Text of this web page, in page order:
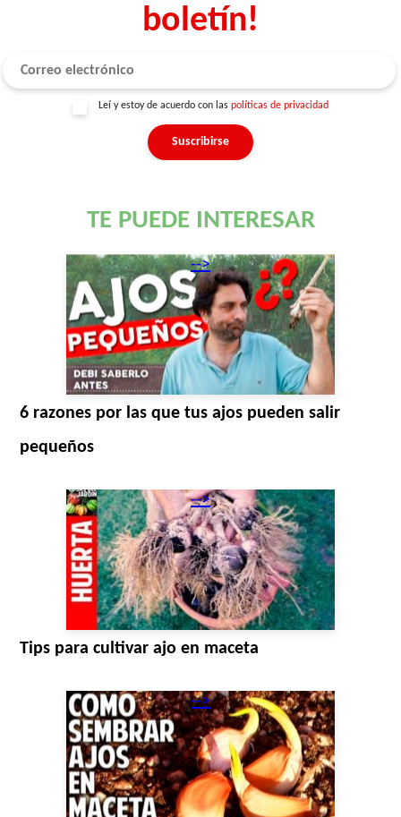
boletín!
Leí y estoy de acuerdo con las políticas de privacidad
TE PUEDE INTERESAR
-->
6 razones por las que tus ajos pueden salir
pequeños
-->
Tips para cultivar ajo en maceta
-->